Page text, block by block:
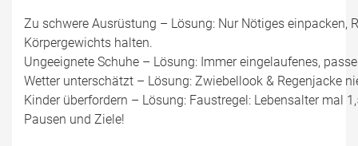
Zu schwere Ausrüstung – Lösung: Nur Nötiges einpacken,
Körpergewichts halten.
Ungeeignete Schuhe – Lösung: Immer eingelaufenes,
Wetter unterschätzt – Lösung: Zwiebellook & Regenjacke
Kinder überfordern – Lösung: Faustregel: Lebensalter mal
Pausen und Ziele!